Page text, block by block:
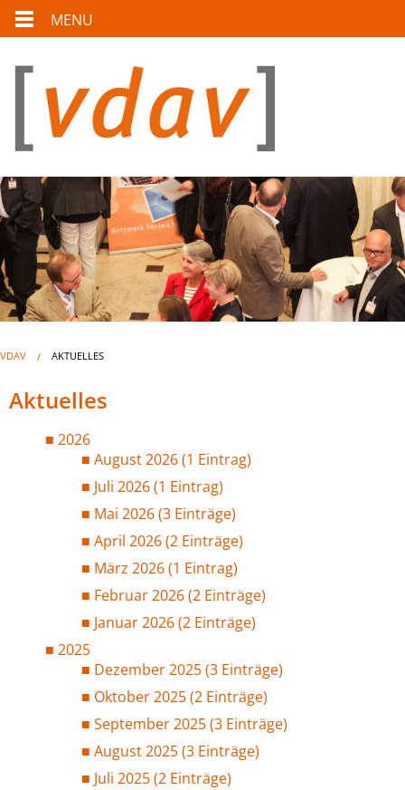
MENU
VDAV AKTUELLES
Aktuelles
2026
August 2026 (1 Eintrag)
Juli 2026 (1 Eintrag)
Mai 2026 (3 Einträge)
April 2026 (2 Einträge)
März 2026 (1 Eintrag)
Februar 2026 (2 Einträge)
Januar 2026 (2 Einträge)
2025
Dezember 2025 (3 Einträge)
Oktober 2025 (2 Einträge)
September 2025 (3 Einträge)
August 2025 (3 Einträge)
Juli 2025 (2 Einträge)